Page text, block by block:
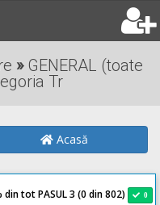
»GENERAL (toate
Tr
Acasă
din tot PASUL 3 (0 din 802) 0